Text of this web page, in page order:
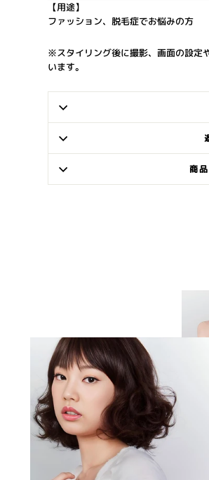
【用途】
ファッション、脱毛症でお悩みの方
※スタイリング後に撮影、画面の設定
います。
商